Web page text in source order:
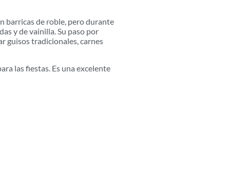
barricas de roble, pero durante
y de vainilla. Su paso por
guisos tradicionales, carnes
las fiestas. Es una excelente